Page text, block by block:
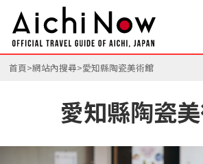
首頁 網站內搜尋 愛知縣陶瓷美術館
愛知縣陶瓷